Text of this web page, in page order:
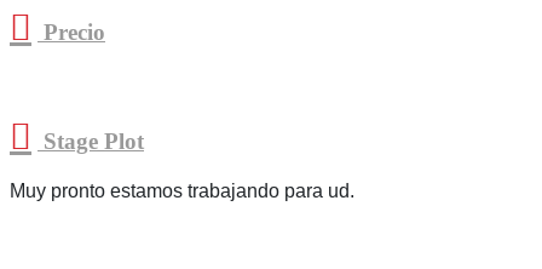
Precio
Stage Plot
Muy pronto estamos trabajando para ud.